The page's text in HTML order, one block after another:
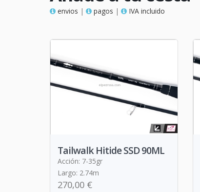
envios | pagos | IVA incluido
Tailwalk Hitide SSD 90ML
Acción: 7-35gr
Largo: 2.74m
270,00 €